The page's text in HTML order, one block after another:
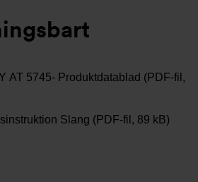
AT 5745- Produktdatablad (PDF-fil,
Slang (PDF-fil, 89 kB)